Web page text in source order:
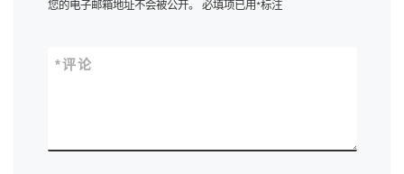
您的电子邮箱地址不会被公开。 必填项已用*标注
评论
*